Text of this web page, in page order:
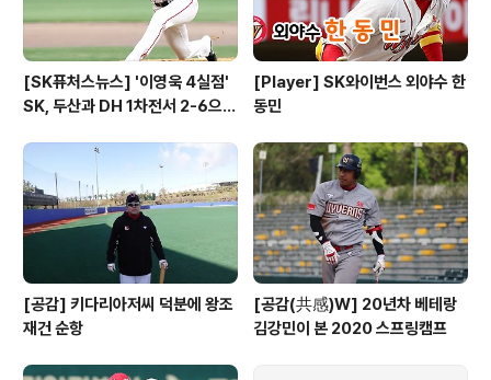
[SK퓨처스뉴스] '이영욱 4실점'
SK, 두산과 DH 1차전서 2-6으로
[Player] SK와이번스 외야수 한
동민
[공감] 키다리아저씨 덕분에 왕조
재건 순항
[공감(共感)W] 20년차 베테랑
김강민이 본 2020 스프링캠프